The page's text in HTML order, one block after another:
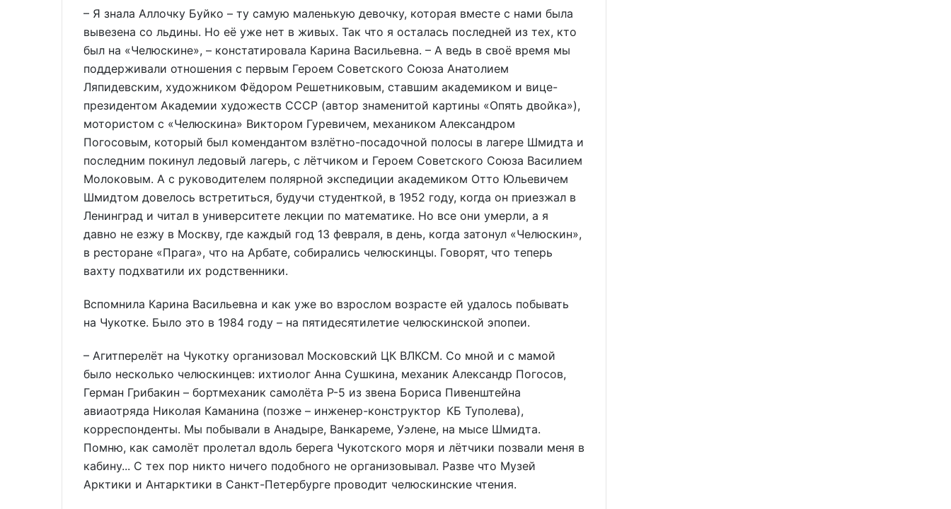
– Я знала Аллочку Буйко – ту самую маленькую девочку, которая вместе с нами была
вывезена со льдины. Но её уже нет в живых. Так что я осталась последней из тех, кто
был на «Челюскине», – констатировала Карина Васильевна. – А ведь в своё время мы
поддерживали отношения с первым Героем Советского Союза Анатолием
Ляпидевским, художником Фёдором Решетниковым, ставшим академиком и вице-
президентом Академии художеств СССР (автор знаменитой картины «Опять двойка»),
мотористом с «Челюскина» Виктором Гуревичем, механиком Александром
Погосовым, который был комендантом взлётно-посадочной полосы в лагере Шмидта и
последним покинул ледовый лагерь, с лётчиком и Героем Советского Союза Василием
Молоковым. А с руководителем полярной экспедиции академиком Отто Юльевичем
Шмидтом довелось встретиться, будучи студенткой, в 1952 году, когда он приезжал в
Ленинград и читал в университете лекции по математике. Но все они умерли, а я
давно не езжу в Москву, где каждый год 13 февраля, в день, когда затонул «Челюскин»,
в ресторане «Прага», что на Арбате, собирались челюскинцы. Говорят, что теперь
вахту подхватили их родственники.
Вспомнила Карина Васильевна и как уже во взрослом возрасте ей удалось побывать
на Чукотке. Было это в 1984 году – на пятидесятилетие челюскинской эпопеи.
– Агитперелёт на Чукотку организовал Московский ЦК ВЛКСМ. Со мной и с мамой
было несколько челюскинцев: ихтиолог Анна Сушкина, механик Александр Погосов,
Герман Грибакин – бортмеханик самолёта Р-5 из звена Бориса Пивенштейна
авиаотряда Николая Каманина (позже – инженер-конструктор КБ Туполева),
корреспонденты. Мы побывали в Анадыре, Ванкареме, Уэлене, на мысе Шмидта.
Помню, как самолёт пролетал вдоль берега Чукотского моря и лётчики позвали меня в
кабину... С тех пор никто ничего подобного не организовывал. Разве что Музей
Арктики и Антарктики в Санкт-Петербурге проводит челюскинские чтения.